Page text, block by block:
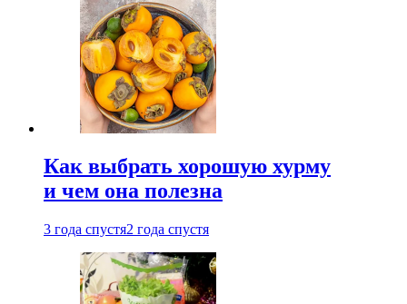
Как выбрать хорошую хурму
и чем она полезна
3 года спустя2 года спустя